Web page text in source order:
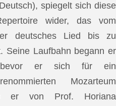
spiegelt sich diese
wider, das vom
deutsches Lied bis zu
Seine Laufbahn begann er
bevor er sich für ein
Mozarteum
er von Prof. Horiana